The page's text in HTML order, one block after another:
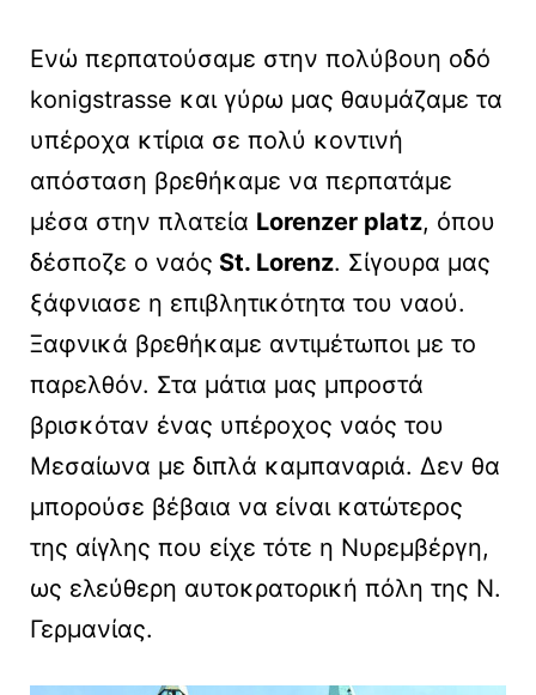
Ενώ περπατούσαμε στην πολύβουη οδό
konigstrasse και γύρω μας θαυμάζαμε τα
υπέροχα κτίρια σε πολύ κοντινή
απόσταση βρεθήκαμε να περπατάμε
μέσα στην πλατεία Lorenzer platz, όπου
δέσποζε ο ναός St. Lorenz. Σίγουρα μας
ξάφνιασε η επιβλητικότητα του ναού.
Ξαφνικά βρεθήκαμε αντιμέτωποι με το
παρελθόν. Στα μάτια μας μπροστά
βρισκόταν ένας υπέροχος ναός του
Μεσαίωνα με διπλά καμπαναριά. Δεν θα
μπορούσε βέβαια να είναι κατώτερος
της αίγλης που είχε τότε η Νυρεμβέργη,
ως ελεύθερη αυτοκρατορική πόλη της Ν.
Γερμανίας.